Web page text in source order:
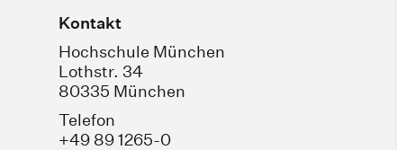
Kontakt
Hochschule München
Lothstr. 34
80335 München
Telefon
+49 89 1265-0